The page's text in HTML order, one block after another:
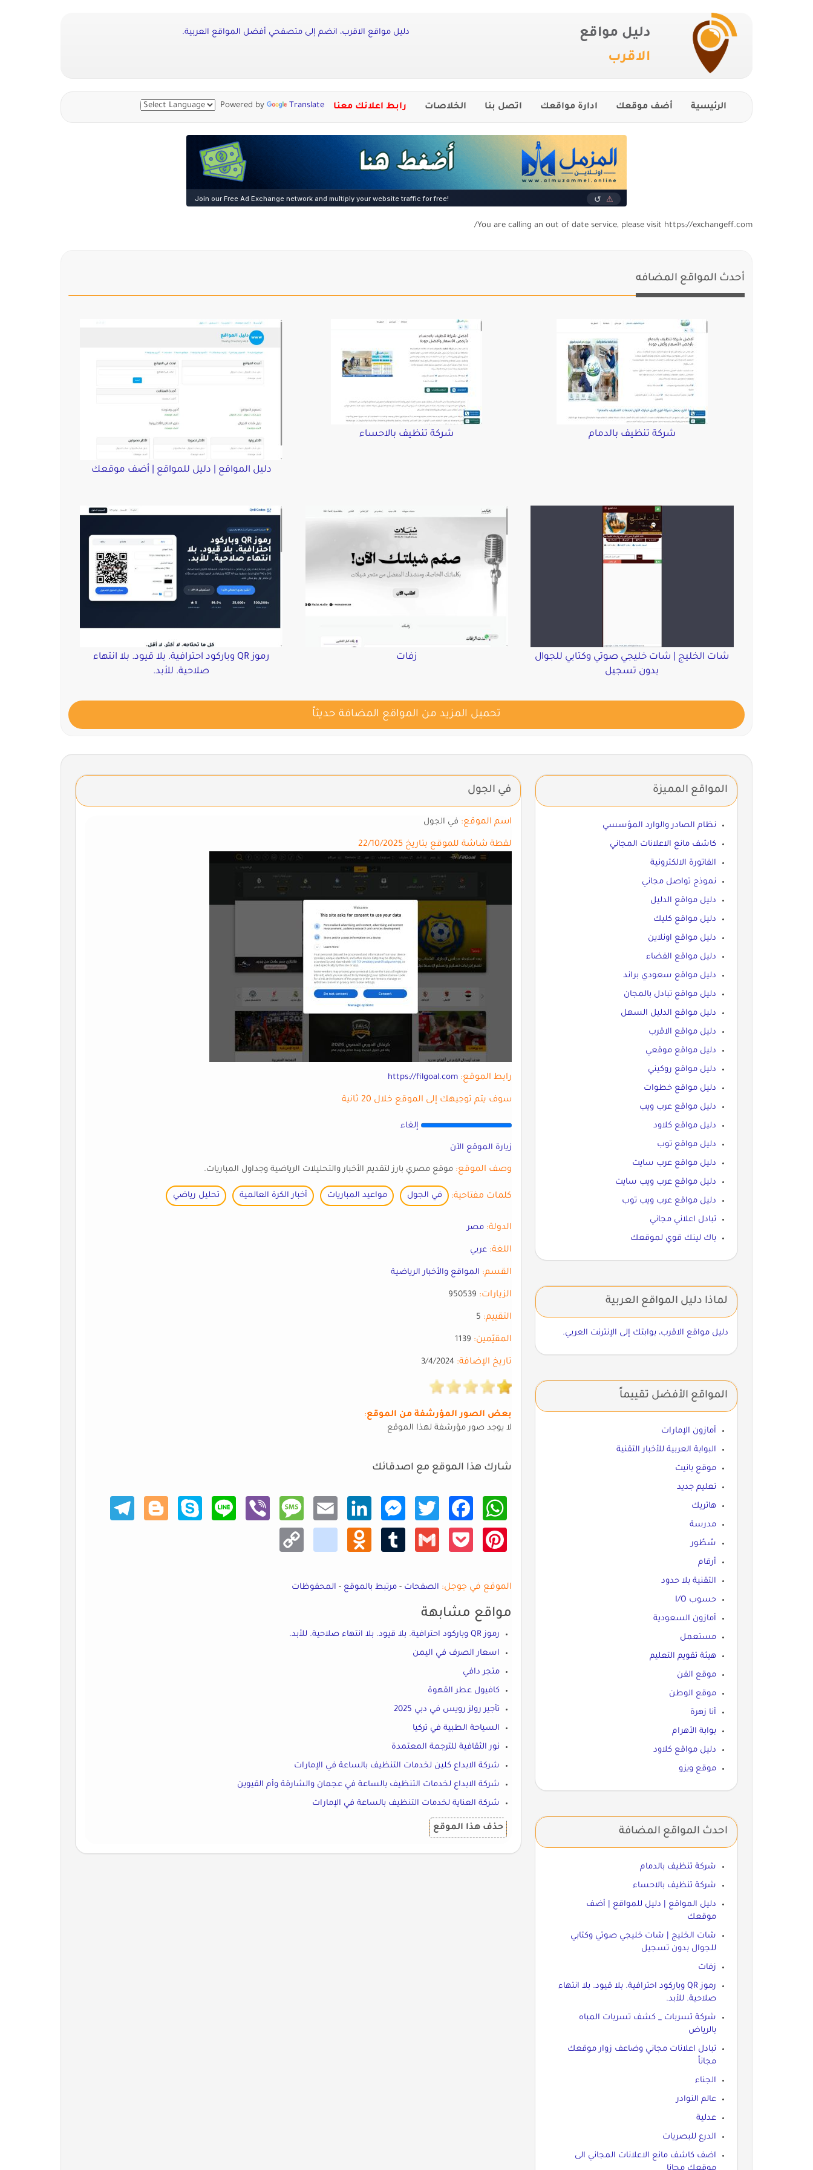
دليل مواقع
الاقرب
دليل مواقع الاقرب، انضم إلى متصفحي أفضل المواقع العربية.
الرئيسية أضف موقعك ادارة مواقعك اتصل بنا الخلاصات رابط اعلانك معنا Powered by Translate
You are calling an out of date service, please visit https://exchangeff.com/
أحدث المواقع المضافه
شركة تنظيف بالدمام شركة تنظيف بالاحساء
دليل المواقع | دليل للمواقع | أضف موقعك
شات الخليج | شات خليجي صوتي وكتابي للجوال
بدون تسجيل
زفات
رموز QR وباركود احترافية. بلا قيود. بلا انتهاء
صلاحية. للأبد.
تحميل المزيد من المواقع المضافة حديثاً
في الجول
اسم الموقع: في الجول
لقطة شاشة للموقع بتاريخ 22/10/2025
رابط الموقع: https://filgoal.com
سوف يتم توجيهك إلى الموقع خلال 20 ثانية
إلغاء
زيارة الموقع الآن
وصف الموقع: موقع مصري بارز لتقديم الأخبار والتحليلات الرياضية وجداول المباريات.
كلمات مفتاحية: في الجول مواعيد المباريات أخبار الكرة العالمية تحليل رياضي
الدولة: مصر
اللغة: عربي
القسم: المواقع والأخبار الرياضية
الزيارات:
التقييم:
المقيّمين:
تاريخ الإضافة:
بعض الصور المؤرشفة من الموقع:
لا يوجد صور مؤرشفة لهذا الموقع
شارك هذا الموقع مع اصدقائك
What
sApp
Faceb
ook
Twitt
er
Mess
enger
Linke
dIn
Email
Mess
age
Viber
Line
Skype
Blogg
er
Teleg
ram
Pinte
rest
Pocke
Gmail
Tumb
Odno
klass
niki
Copy
Link
الموقع في جوجل: الصفحات - مرتبط بالموقع - المحفوظات
مواقع مشابهة
رموز QR وباركود احترافية. بلا قيود. بلا انتهاء صلاحية. للأبد.
اسعار الصرف في اليمن
متجر دافي
كافيول عطر القهوة
تأجير رولز رويس في دبي 2025
السياحة الطبية في تركيا
نور الثقافية للترجمة المعتمدة
شركة الابداع كلين لخدمات التنظيف بالساعة في الإمارات
شركة الابداع لخدمات التنظيف بالساعة في عجمان والشارقة وأم القيوين
شركة العناية لخدمات التنظيف بالساعة في الإمارات
حذف هذا الموقع
المواقع المميزة
نظام الصادر والوارد المؤسسي
كاشف مانع الاعلانات المجاني
الفاتورة الالكترونية
نموذج تواصل مجاني
دليل مواقع الدليل
دليل مواقع كليك
دليل مواقع اونلاين
دليل مواقع الفضاء
دليل مواقع سعودي براند
دليل مواقع تبادل بالمجان
دليل مواقع الدليل السهل
دليل مواقع الاقرب
دليل مواقع موقعي
دليل مواقع روكيني
دليل مواقع خطوات
دليل مواقع عرب ويب
دليل مواقع كلاود
دليل مواقع توب
دليل مواقع عرب سايت
دليل مواقع عرب ويب سايت
دليل مواقع عرب ويب توب
تبادل اعلاني مجاني
باك لينك قوي لموقعك
لماذا دليل المواقع العربية
دليل مواقع الاقرب، بوابتك إلى الإنترنت العربي.
المواقع الأفضل تقييماً
أمازون الإمارات
البوابة العربية للأخبار التقنية
موقع بانيت
تعليم جديد
هاتريك
مدرسة
سُطُور
أرقام
التقنية بلا حدود
حسوب I/O
أمازون السعودية
مستعمل
هيئة تقويم التعليم
موقع الفن
موقع الوطن
أنا زهرة
بوابة الأهرام
دليل مواقع كلاود
موقع ويزو
احدث المواقع المضافة
شركة تنظيف بالدمام
شركة تنظيف بالاحساء
دليل المواقع | دليل للمواقع | أضف
موقعك
شات الخليج | شات خليجي صوتي وكتابي
للجوال بدون تسجيل
زفات
رموز QR وباركود احترافية. بلا قيود. بلا انتهاء
صلاحية. للأبد.
شركة تسربات _ كشف تسربات المباه
بالرياض
تبادل اعلانات مجاني وضاعف زوار موقعك
مجاناً
الجناء
عالم النوادر
عدلية
الدرع للبصريات
اضف كاشف مانع الاعلانات المجاني الى